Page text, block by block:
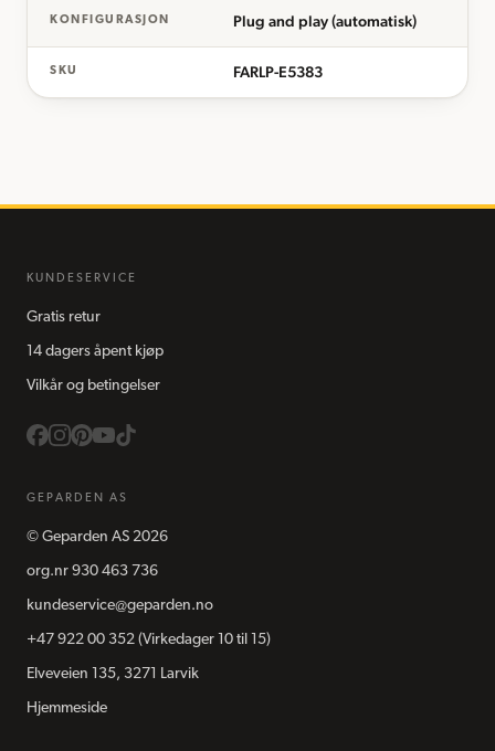
KONFIGURASJON Plug and play (automatisk)
SKU FARLP-E5383
KUNDESERVICE
Gratis retur
14 dagers åpent kjøp
Vilkår og betingelser
GEPARDEN AS
© Geparden AS 2026
org.nr 930 463 736
kundeservice@geparden.no
+47 922 00 352 (Virkedager 10 til 15)
Elveveien 135, 3271 Larvik
Hjemmeside